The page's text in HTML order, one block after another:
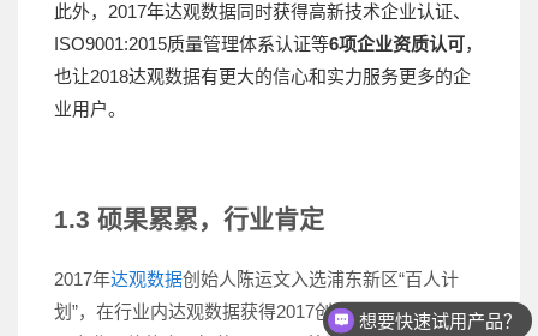
此外，2017年达观数据同时获得高新技术企业认证、
ISO9001:2015质量管理体系认证等6项企业资质认可，
也让2018达观数据有更大的信心和实力服务更多的企
业用户。
1.3 硕果累累，行业肯定
2017年达观数据创始人陈运文入选浦东新区“百人计
划”，在行业内达观数据获得2017创业黑马top100、最
想要快速试用产品？